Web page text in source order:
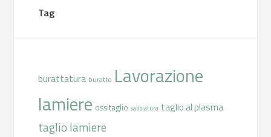
Tag
burattatura buratto Lavorazione
lamiere ossitaglio sabbiatura taglio al plasma
taglio lamiere